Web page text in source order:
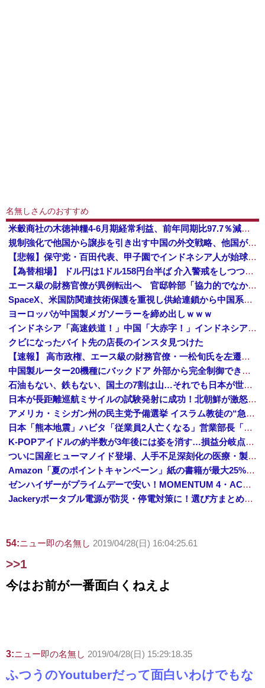
名無しさんのおすすめ
米穀商社の木徳神糧4-6月期経常利益、前年同期比97.7％減の0.7億円に減益
規制強化で他国から譲歩を引き出す中国の外交戦略、他国がサプライチェーン変更で対抗した結果……
【悲報】保守党・百田代表、甲子園でインドネシア人が始球式登場に怒り「甲子園を政治利用するな！」
【為替相場】 ドル円は1ドル158円台半ば 介入警戒をしつつ円売りが続行
エース級の財務官僚が異例転出へ 官邸幹部「協力的でなかったから」 [8/6]
SpaceX、米国防関連技術保護を重視し供給連鎖から中国系を完全排除へ 供給業者に「中国籍人員をSpaceX向けの生産に関わらせないこと」「中国...
ヨーロッパが中国製メガソーラーを締め出しｗｗｗ
インドネシア「高速鉄道！」中国「大赤字！」インドネシア「運営会社の株式購入！（負債対策」中国「はい（巨額負債」インドネシア「700km延伸計画！（実質中止」→
クビになったバイト先の店長のインスタ見つけた
【速報】 高市政権、エース級の財務官僚・一松旬氏を左遷「彼は協力的でなかった」財務省の言いなりではないことが判明
中国製ルーター20機種にバックドア 外部から完全制御できる機能が仕込まれていた
石油もない、鉄もない、国土の7割は山…それでも日本が世界屈指の経済大国になれた「勤勉さ」以外の勝因！
日本が長距離巡航ミサイルの試験発射に成功！北朝鮮が激怒「日本が戦争国家になろうとしている」「絶対に傍観しない、必ず後悔させる」
アメリカ・ミシガン州の民主党予備選挙 イスラム教徒の“急進左派”候補が勝利確実に⋯トランプ氏は批判
日本「熊本地震」ハビタ「従業員2人亡くなる」営業部長「イオンのスタッフに制止されなかった」日本「部長が連絡後の店員行動を証言（謎」イオン「再入館可能の事実ない」→
K-POPアイドルの約半数が3年後には姿を消す…損益分岐点突破は4％未満
ついに国産ヒューマノイド登場、人手不足深刻化の医療・製造現場などでの活用想定！
Amazon「夏のポイントキャンペーン」紙の書籍が最大25%ポイント還元 対象と条件を整理（2026年7月）
ゼンハイザーがプライムデーで安い！MOMENTUM 4・ACCENTUMなど対象モデルまとめ！
Jackeryポータブル電源が防災・停電対策に！選び方まとめ【プライムデー最終日】
54:ニュー即の名無し 2019/04/28(日) 16:04:25.61
>>1
今はお前が一番面白くねえよ
3:ニュー即の名無し 2019/04/28(日) 15:29:18.35
ふつうのYoutuberだって面白いわけでもな